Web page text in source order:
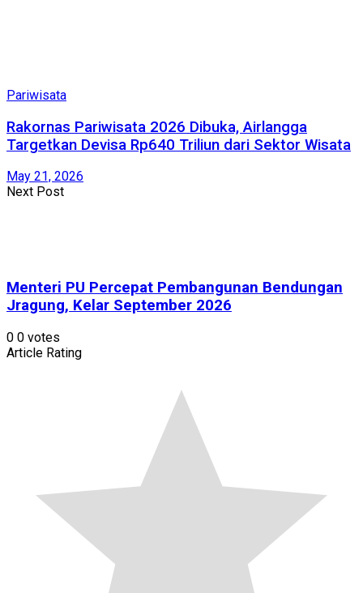
Pariwisata
Rakornas Pariwisata 2026 Dibuka, Airlangga
Targetkan Devisa Rp640 Triliun dari Sektor Wisata
May 21, 2026
Next Post
Menteri PU Percepat Pembangunan Bendungan
Jragung, Kelar September 2026
0 0 votes
Article Rating